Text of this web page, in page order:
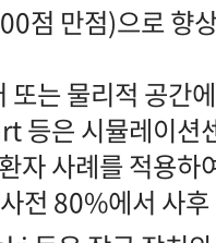
점 만점)으로 향
는 물리적 공간
등은 시뮬레이션
자 사례를 적용
전 80%에서 사